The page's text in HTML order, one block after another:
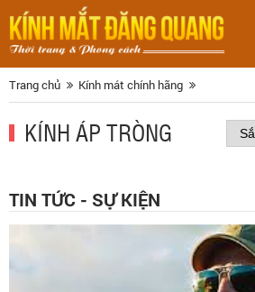
Trang chủ Kính mát chính hãng
KÍNH ÁP TRÒNG
TIN TỨC - SỰ KIỆN